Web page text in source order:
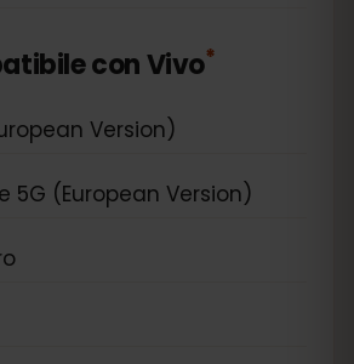
conVivo*
Version)
5G (European Version)